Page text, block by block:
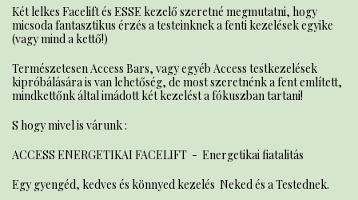
Két lelkes Facelift és ESSE kezelő szeretné megmutatni, hogy
micsoda fantasztikus érzés a testeinknek a fenti kezelések egyike
(vagy mind a kettő!)
Természetesen Access Bars, vagy egyéb Access testkezelések
kipróbálására is van lehetőség, de most szeretnénk a fent említett,
mindkettőnk által imádott két kezelést a fókuszban tartani!
S hogy mivel is várunk :
ACCESS ENERGETIKAI FACELIFT - Energetikai fiatalitás
Egy gyengéd, kedves és könnyed kezelés Neked és a Testednek.